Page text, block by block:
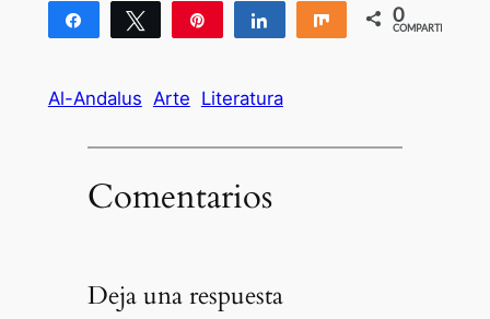
Compartir Twittear Compartir Compartir
0
COMPARTIR
Al-Andalus Arte Literatura
Comentarios
Deja una respuesta